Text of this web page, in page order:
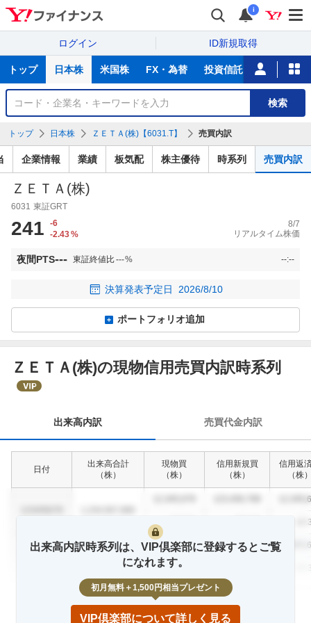
i
ログイン ID新規取得
サ
トップ 日本株 米国株 FX・為替 投資信託 ニュース
銘
検
検索
トップ 日本株 ＺＥＴＡ(株)【6031.T】 売買内訳
企業情報 業績 板気配 株主優待 時系列 売買内訳
ＺＥＴＡ(株)
6031 東証GRT
241
-6
-2.43%
8/7
リアルタイム株価
夜間PTS--- 東証終値比---% --:--
決算発表予定日 2026/8/10
ポートフォリオ追加
ＺＥＴＡ(株)の現物信用売買内訳時系列
訳
出来高内訳 売買代金内訳
日付
出来高合計
（株）
現物買
（株）
信用新規買
（株）
信用返
（株
1,234,567,890
12,345,678 123,456,789
12.3
12,345,678 123,456,789
12.3 %
出来高内訳時系列は、VIP倶楽部に登録するとご覧
になれます。
初月無料＋1,500円相当プレゼント
VIP倶楽部について詳しく見る